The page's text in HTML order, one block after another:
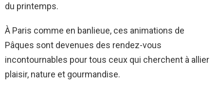
du printemps.
À Paris comme en banlieue, ces animations de
Pâques sont devenues des rendez-vous
incontournables pour tous ceux qui cherchent à allier
plaisir, nature et gourmandise.